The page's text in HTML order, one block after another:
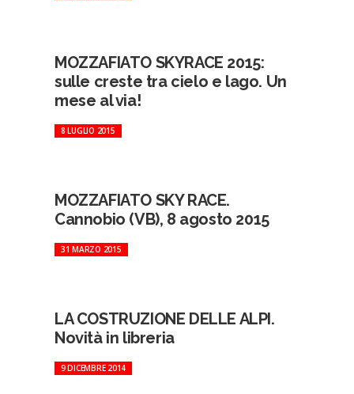
MOZZAFIATO SKYRACE 2015:
sulle creste tra cielo e lago. Un
mese al via!
8 LUGLIO 2015
MOZZAFIATO SKY RACE.
Cannobio (VB), 8 agosto 2015
31 MARZO 2015
LA COSTRUZIONE DELLE ALPI.
Novità in libreria
9 DICEMBRE 2014